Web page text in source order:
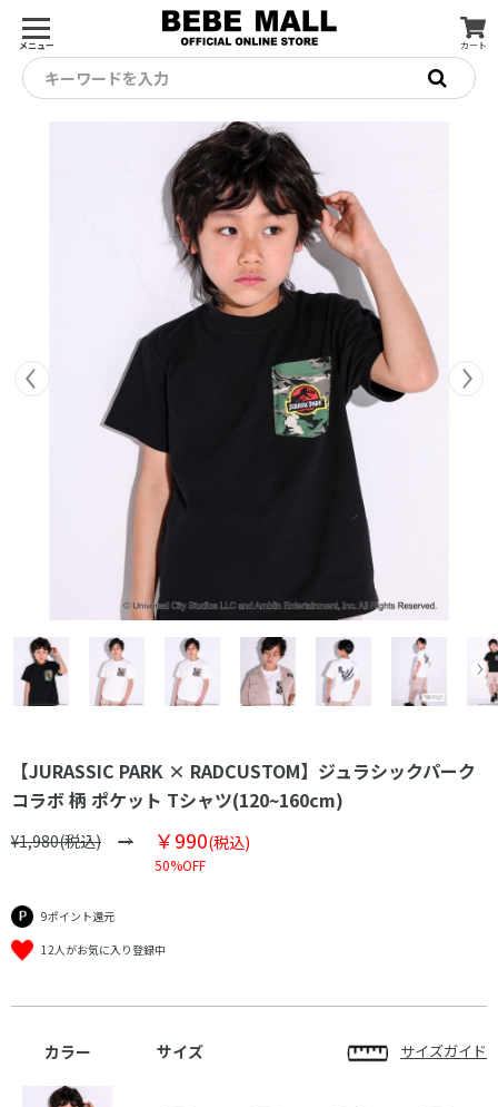
メニュー カート
キーワードを入力
【JURASSIC PARK × RADCUSTOM】ジュラシックパーク
コラボ 柄 ポケット Tシャツ(120~160cm)
¥1,980(税込) ￥990(税込)
50%OFF
9ポイント還元
12人がお気に入り登録中
カラー サイズ サイズガイド